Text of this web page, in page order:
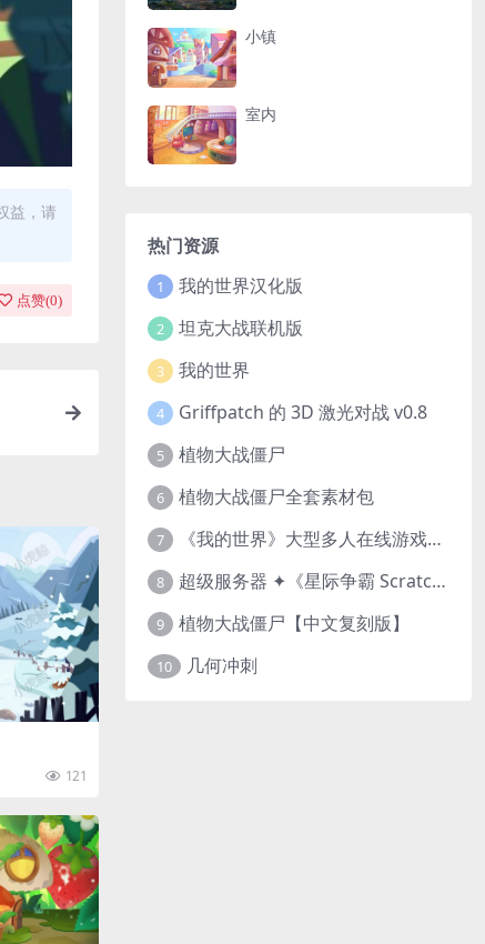
益，请
点赞(0)
121
小镇
室内
热门资源
1 我的世界汉化版
2 坦克大战联机版
3 我的世界
4 Griffpatch 的 3D 激光对战 v0.8
5 植物大战僵尸
6 植物大战僵尸全套素材包
7 《我的世界》大型多人在线游戏（MMO）v1.7
8 超级服务器 ✦《星际争霸 Scratch（经典版本）》
9 植物大战僵尸【中文复刻版】
10 几何冲刺